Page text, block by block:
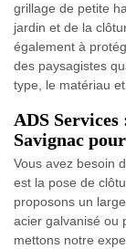
grillage de petite
jardin et de la
également à
des paysagistes
type, le matériau
ADS
Savignac
Vous avez besoin
est la pose de
proposons un
acier galvanisé ou
mettons notre